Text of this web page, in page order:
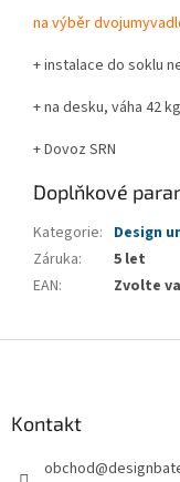
na výběr
+ instalace do soklu
+ na desku, váha 42 kg
+ Dovoz SRN
Doplňkové
Kategorie: Design
Záruka:
5 let
EAN: Zvolte
Kontakt
obchod@